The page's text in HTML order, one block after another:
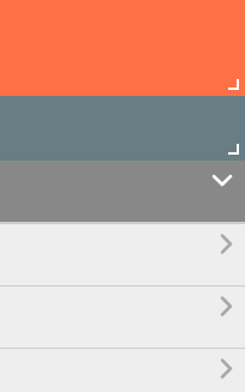



